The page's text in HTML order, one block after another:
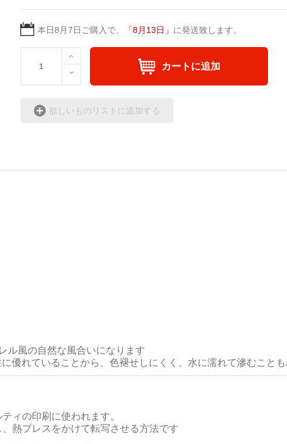
本日8月7日 ご購入で、 「8月13日 」 に発送致します。
カートに追加
欲しいものリストに追加する
ル風の自然な風合いになります
優れていることから、色褪せしにくく、水に濡れて滲むことも
ィの印刷に使われます。
熱プレスをかけて転写させる方法です